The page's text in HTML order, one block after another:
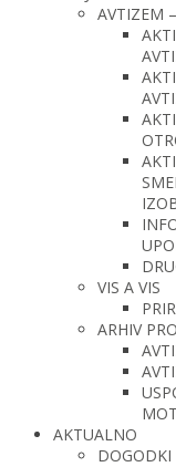
AVTIZEM
VIS A VIS
ARHIV
AKTUALNO
DOGODKI